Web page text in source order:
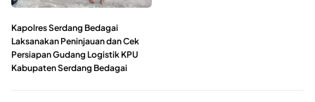
Kapolres Serdang Bedagai
Laksanakan Peninjauan dan Cek
Persiapan Gudang Logistik KPU
Kabupaten Serdang Bedagai